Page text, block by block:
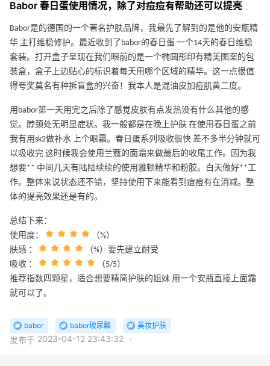
Babor 春日蛋使用情况，除了对痘痘有帮助还可以提亮
Babor是的德国的一个著名护肤品牌，我最先了解到的是他的安瓶精
华 主打维稳修护。最近收到了babor的春日蛋 一个14天的春日维稳
套装。打开盒子呈现在我们眼前的是一个椭圆形印有精美图案的包
装盒，盒子上边贴心的标识着每天用哪个区域的精华。这一点很值
得夸奖莫名有种拆盲盒的兴奋！我本人是混油皮加痘肌黄二度。
用babor第一天用完之后除了感觉皮肤有点发热没有什么其他的感
觉。脖颈处无明显症状。我一般都是在晚上护肤 在使用春日蛋之前
我有用sk2做补水 上个眼霜。春日蛋系列吸收很快 差不多半分钟就可
以吸收完 这时候我会使用兰蔻的面霜来做最后的收尾工作。因为我
想要** 中间几天有陆陆续续的使用雅顿精华和粉胶。白天做好**工
作。整体来说状态还不错，坚持使用下来能看到痘痘有在消减。整
体的提亮效果还是有的。
总结下来：
使用度：
（⅘）
肤感 ：
（⅘）要先建立耐受
吸收 ：
（5/5）
推荐指数四颗星，适合想要精简护肤的姐妹 用一个安瓶直接上面霜
就可以了。
babor babor玻尿酸 美妆护肤
发布于 2023-04-12 23:43:32 ·